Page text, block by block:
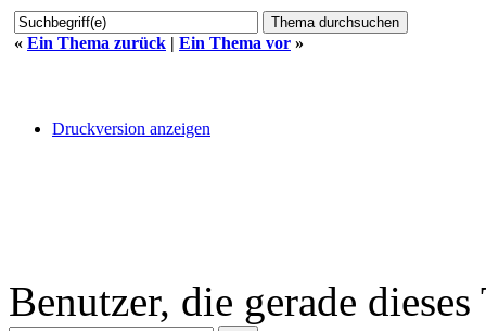
« Ein Thema zurück | Ein Thema vor »
Druckversion anzeigen
Benutzer, die gerade